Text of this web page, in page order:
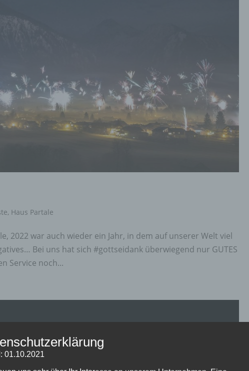
, Haus Partale
2022 war auch wieder ein Jahr, in dem auf unserer Welt viel
Bei uns hat sich #gottseidank überwiegend nur GUTES
Service noch...
01.10.2021